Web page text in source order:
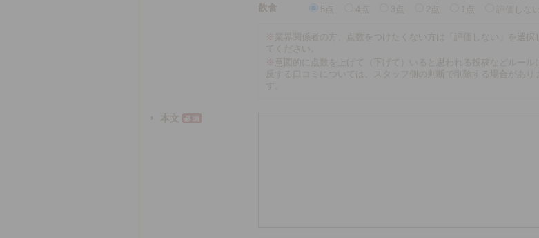
飲食
5点 3点 2点 1点 評価しない
※ 業界関係者の方、点数をつけたくない方は「評価しない」を選択し
てください。
※ 意図的に点数を上げて（下げて）いると思われる投稿などルールに
反する口コミについては、スタッフ側の判断で削除する場合がありま
本文